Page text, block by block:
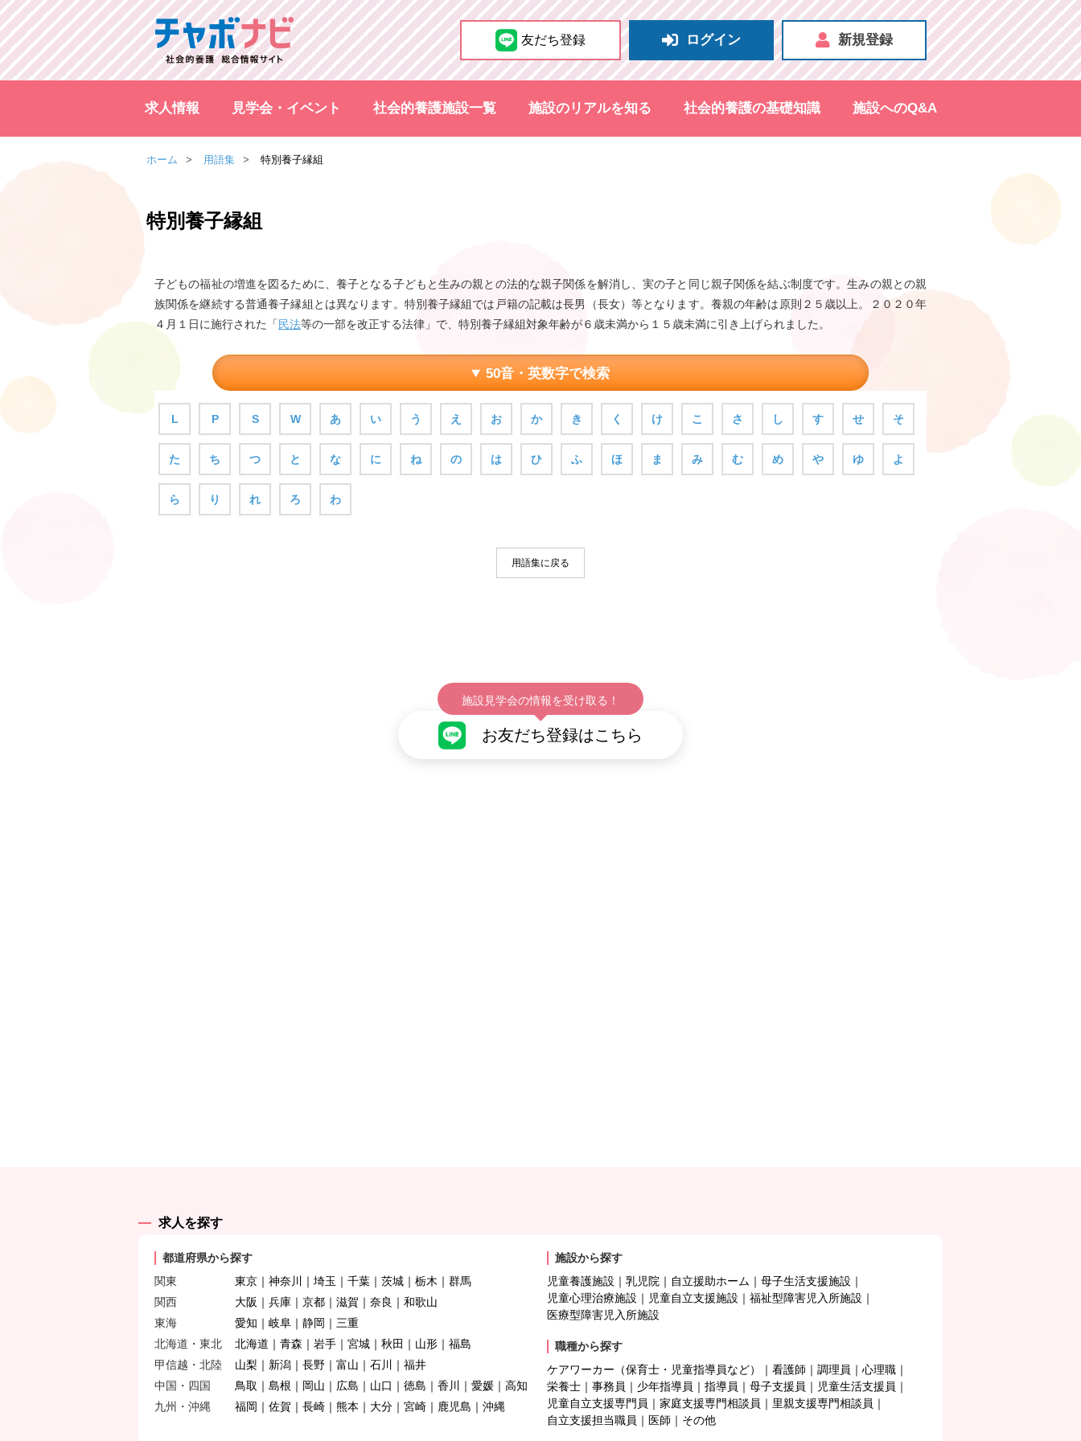
友だち登録 ログイン 新規登録
求人情報 見学会・イベント 社会的養護施設一覧 施設のリアルを知る 社会的養護の基礎知識 施設へのQ&A
ホーム 用語集 特別養子縁組
特別養子縁組
子どもの福祉の増進を図るために、養子となる子どもと生みの親との法的な親子関係を解消し、実の子と同じ親子関係を結ぶ制度です。生みの親との親
族関係を継続する普通養子縁組とは異なります。特別養子縁組では戸籍の記載は長男（長女）等となります。養親の年齢は原則２５歳以上。２０２０年
４月１日に施行された「 民法等の一部を改正する法律」で、特別養子縁組対象年齢が６歳未満から１５歳未満に引き上げられました。
50音・英数字で検索
L P S W あ い う え お か き く け こ さ し す せ そ
た ち つ と な に ね の は ひ ふ ほ ま み む め や ゆ よ
ら り れ ろ わ
用語集に戻る
施設見学会の情報を受け取る！
お友だち登録はこちら
求人を探す
都道府県から探す
関東
東京 神奈川 埼玉 千葉 茨城 栃木
群馬
関西
大阪 兵庫 京都 滋賀 奈良
和歌山
東海
愛知 岐阜 静岡
三重
北海道・東北
北海道 青森 岩手 宮城 秋田 山形
福島
甲信越・北陸
山梨 新潟 長野 富山 石川
福井
中国・四国
鳥取 島根 岡山 広島 山口 徳島 香川 愛媛
高知
九州・沖縄
福岡 佐賀 長崎 熊本 大分 宮崎 鹿児島 沖縄
施設から探す
児童養護施設
乳児院 自立援助ホーム
母子生活支援施設
児童心理治療施設
児童自立支援施設
福祉型障害児入所施設
医療型障害児入所施設
職種から探す
ケアワーカー（保育士・児童指導員など）
看護師 調理員
心理職
栄養士
事務員 少年指導員 指導員 母子支援員
児童生活支援員
児童自立支援専門員
家庭支援専門相談員
里親支援専門相談員
自立支援担当職員
医師 その他